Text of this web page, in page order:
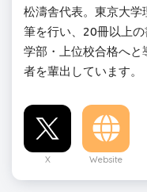
松濤舎代表。東京大
筆を行い、20冊以上
学部・上位校合格へと
者を輩出しています。
X Website